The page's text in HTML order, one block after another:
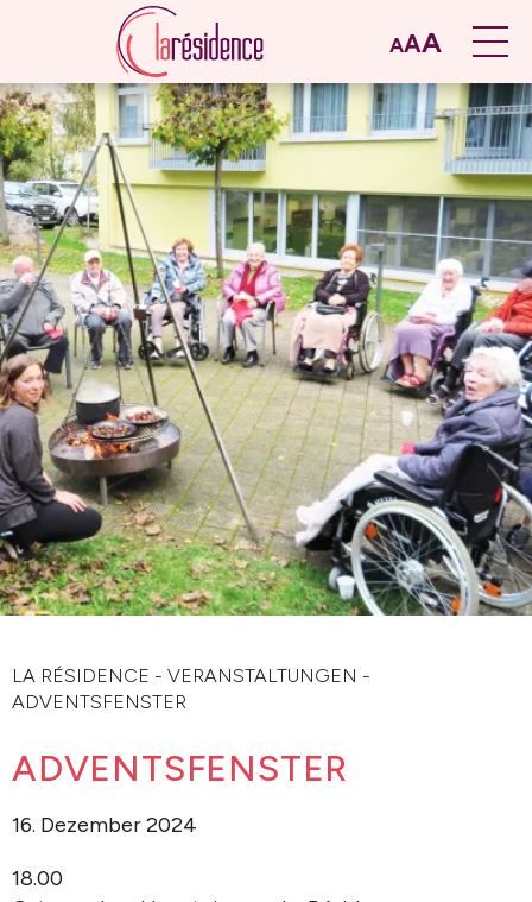
AAA
LA RÉSIDENCE - VERANSTALTUNGEN -
ADVENTSFENSTER
ADVENTSFENSTER
16. Dezember 2024
18.00